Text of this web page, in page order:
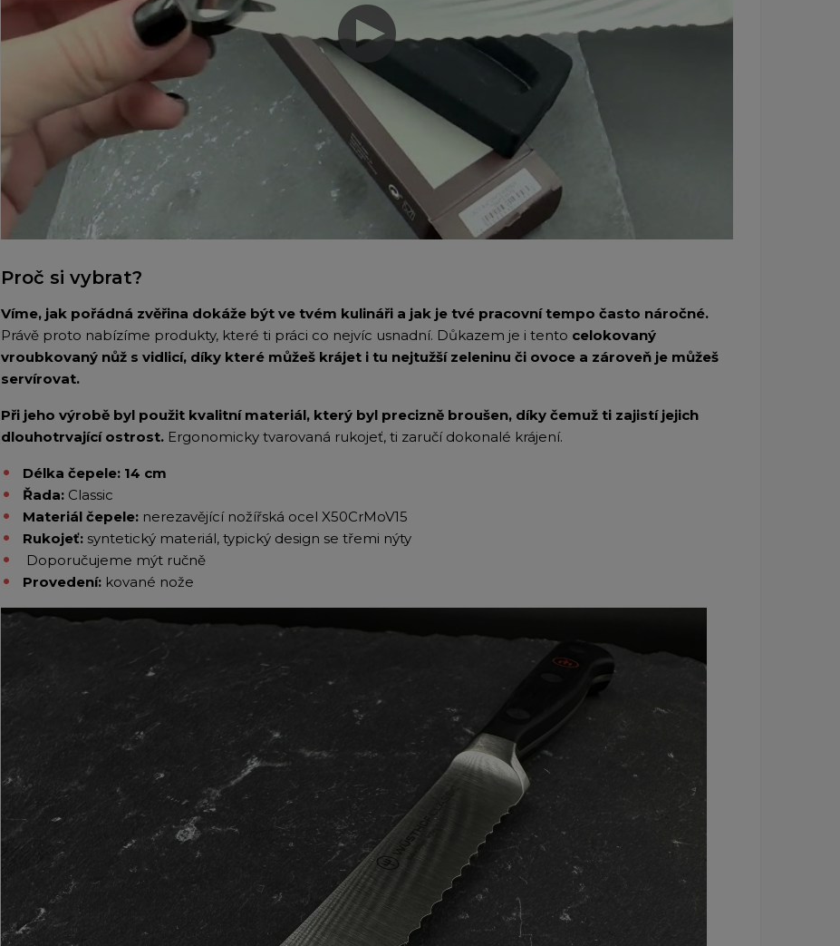
Proč si vybrat?
Víme, jak pořádná zvěřina dokáže být ve tvém kulináři a jak je tvé pracovní tempo často náročné.
Právě proto nabízíme produkty, které ti práci co nejvíc usnadní. Důkazem je i tento celokovaný
vroubkovaný nůž s vidlicí, díky které můžeš krájet i tu nejtužší zeleninu či ovoce a zároveň je můžeš
servírovat.
Při jeho výrobě byl použit kvalitní materiál, který byl precizně broušen, díky čemuž ti zajistí jejich
dlouhotrvající ostrost. Ergonomicky tvarovaná rukojeť, ti zaručí dokonalé krájení.
Délka čepele: 14 cm
Řada: Classic
Materiál čepele: nerezavějící nožířská ocel X50CrMoV15
Rukojeť: syntetický materiál, typický design se třemi nýty
Doporučujeme mýt ručně
Provedení: kované nože